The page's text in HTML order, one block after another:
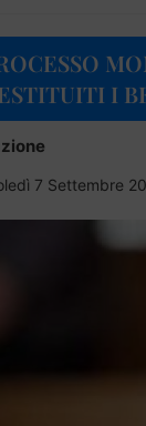
I
7 Settembre